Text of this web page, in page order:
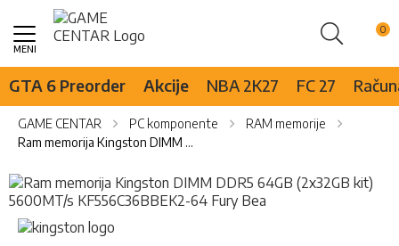
Pretraži
Skip
Content
GTA 6 Preorder Akcije NBA 2K27 FC 27
GAME CENTAR PC komponente
RAM memorije
Ram memorija Kingston DIMM DDR5 64GB (2x32GB kit) 5600MT/s KF556C36BBEK2-64 Fury Bea
Skip
to
the
end
Skip
to